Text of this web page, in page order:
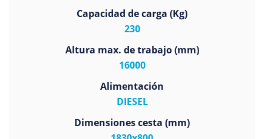
Capacidad de carga (Kg)
230
Altura max. de trabajo (mm)
16000
Alimentación
DIESEL
Dimensiones cesta (mm)